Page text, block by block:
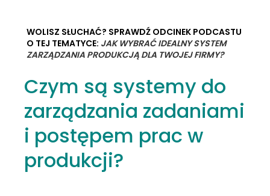
WOLISZ SŁUCHAĆ? SPRAWDŹ ODCINEK PODCASTU
O TEJ TEMATYCE: JAK WYBRAĆ IDEALNY SYSTEM
ZARZĄDZANIA PRODUKCJĄ DLA TWOJEJ FIRMY?
Czym są systemy do
zarządzania zadaniami
i postępem prac w
produkcji?